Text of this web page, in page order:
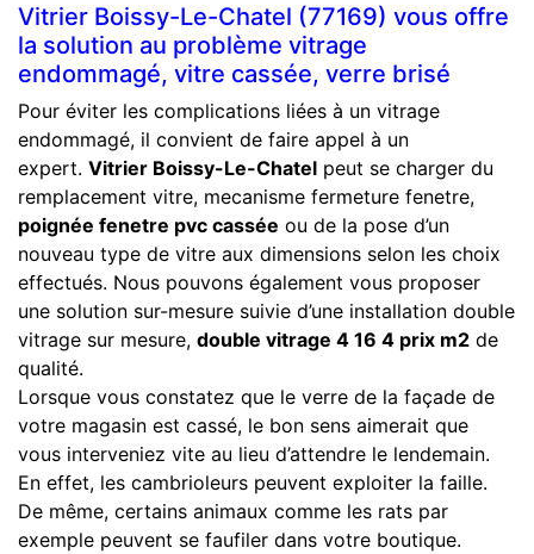
Vitrier Boissy-Le-Chatel (77169) vous offre
la solution au problème vitrage
endommagé, vitre cassée, verre brisé
Pour éviter les complications liées à un vitrage
endommagé, il convient de faire appel à un
expert. Vitrier Boissy-Le-Chatel peut se charger du
remplacement vitre, mecanisme fermeture fenetre,
poignée fenetre pvc cassée ou de la pose d’un
nouveau type de vitre aux dimensions selon les choix
effectués. Nous pouvons également vous proposer
une solution sur-mesure suivie d’une installation double
vitrage sur mesure, double vitrage 4 16 4 prix m2 de
qualité.
Lorsque vous constatez que le verre de la façade de
votre magasin est cassé, le bon sens aimerait que
vous interveniez vite au lieu d’attendre le lendemain.
En effet, les cambrioleurs peuvent exploiter la faille.
De même, certains animaux comme les rats par
exemple peuvent se faufiler dans votre boutique.